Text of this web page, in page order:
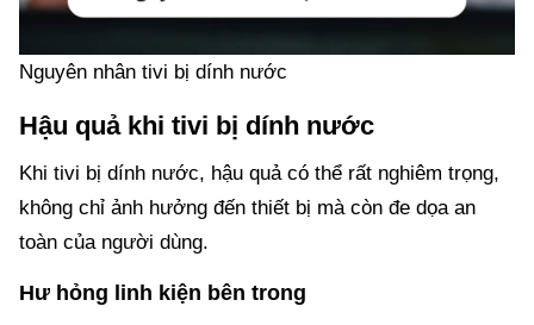
Nguyên nhân tivi bị dính nước
Hậu quả khi tivi bị dính nước
Khi tivi bị dính nước, hậu quả có thể rất nghiêm trọng,
không chỉ ảnh hưởng đến thiết bị mà còn đe dọa an
toàn của người dùng.
Hư hỏng linh kiện bên trong